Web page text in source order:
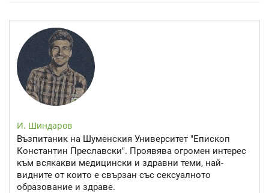
И. Шиндаров
Възпитаник на Шуменския Университет "Епископ
Константин Преславски". Проявява огромен интерес
към всякакви медицински и здравни теми, най-
видните от които е свързан със сексуалното
образование и здраве.